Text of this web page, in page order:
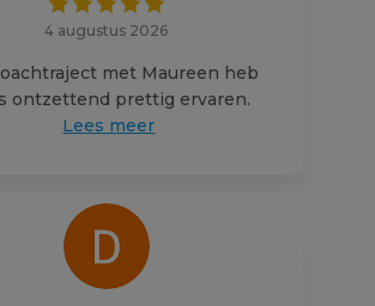
4 augustus 2026
met Maureen heb
ontzettend prettig ervaren.
Lees meer